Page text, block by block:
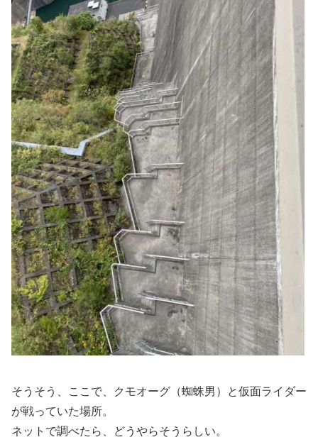
そうそう、ここで、クモオーグ（蜘蛛男）と仮面ライダー
が戦っていた場所。
ネットで調べたら、どうやらそうらしい。